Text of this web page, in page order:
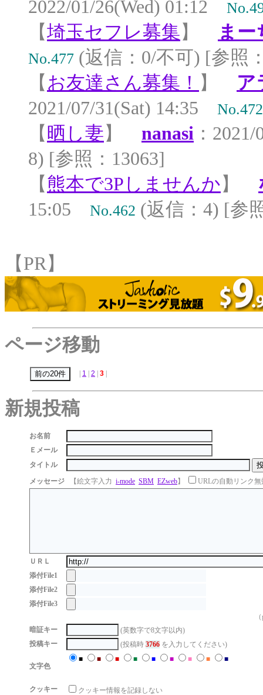
2022/01/26(Wed) 01:12
【埼玉セフレ募集 】 まー
No.477 (返信：0/不可) [参照
【 お友達さん募集！ 】 ア
2021/07/31(Sat) 14:35 No.472
【 晒し妻 】 nanasi ：
8) [参照：13063]
【 熊本で3Pしませんか 】
15:05 No.462 (返信：4) [参
【PR】
ページ移動
1 2 3
新規投稿
お名前
Ｅメール
タイトル
メッセージ
【絵文字入力 i-mode SBM EZweb】 URLの自動リンク無
ＵＲＬ
添付File1
添付File2
添付File3
暗証キー
(英数字で8文字以内)
投稿キー
(投稿時 3766 を入力してください)
文字色
■ ■ ■ ■ ■ ■ ■ ■ ■
クッキー
クッキー情報を記録しない